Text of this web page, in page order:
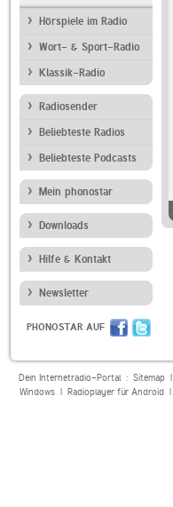
Hörspiele im Radio
Wort- & Sport-Radio
Klassik-Radio
Radiosender
Beliebteste Radios
Beliebteste Podcasts
Mein phonostar
Downloads
Hilfe & Kontakt
Newsletter
PHONOSTAR AUF
Dein Internetradio-Portal : Sitemap|
Windows| Radioplayer für Android|